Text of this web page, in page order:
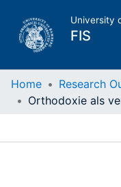
University
FIS
Home
Home Research